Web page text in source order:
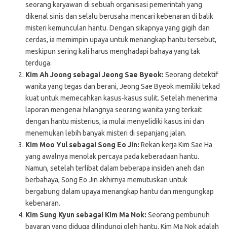
seorang karyawan di sebuah organisasi pemerintah yang
dikenal sinis dan selalu berusaha mencari kebenaran di balik
misteri kemunculan hantu. Dengan sikapnya yang gigih dan
cerdas, ia memimpin upaya untuk menangkap hantu tersebut,
meskipun sering kali harus menghadapi bahaya yang tak
terduga.
Kim Ah Joong sebagai Jeong Sae Byeok: Seorang detektif
wanita yang tegas dan berani, Jeong Sae Byeok memiliki tekad
kuat untuk memecahkan kasus-kasus sulit. Setelah menerima
laporan mengenai hilangnya seorang wanita yang terkait
dengan hantu misterius, ia mulai menyelidiki kasus ini dan
menemukan lebih banyak misteri di sepanjang jalan.
Kim Moo Yul sebagai Song Eo Jin: Rekan kerja Kim Sae Ha
yang awalnya menolak percaya pada keberadaan hantu.
Namun, setelah terlibat dalam beberapa insiden aneh dan
berbahaya, Song Eo Jin akhirnya memutuskan untuk
bergabung dalam upaya menangkap hantu dan mengungkap
kebenaran.
Kim Sung Kyun sebagai Kim Ma Nok: Seorang pembunuh
bayaran yang diduga dilindungi oleh hantu. Kim Ma Nok adalah